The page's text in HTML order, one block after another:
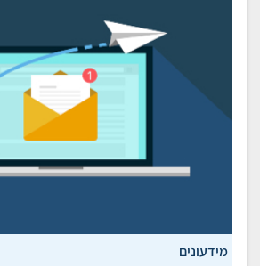
מידעונים